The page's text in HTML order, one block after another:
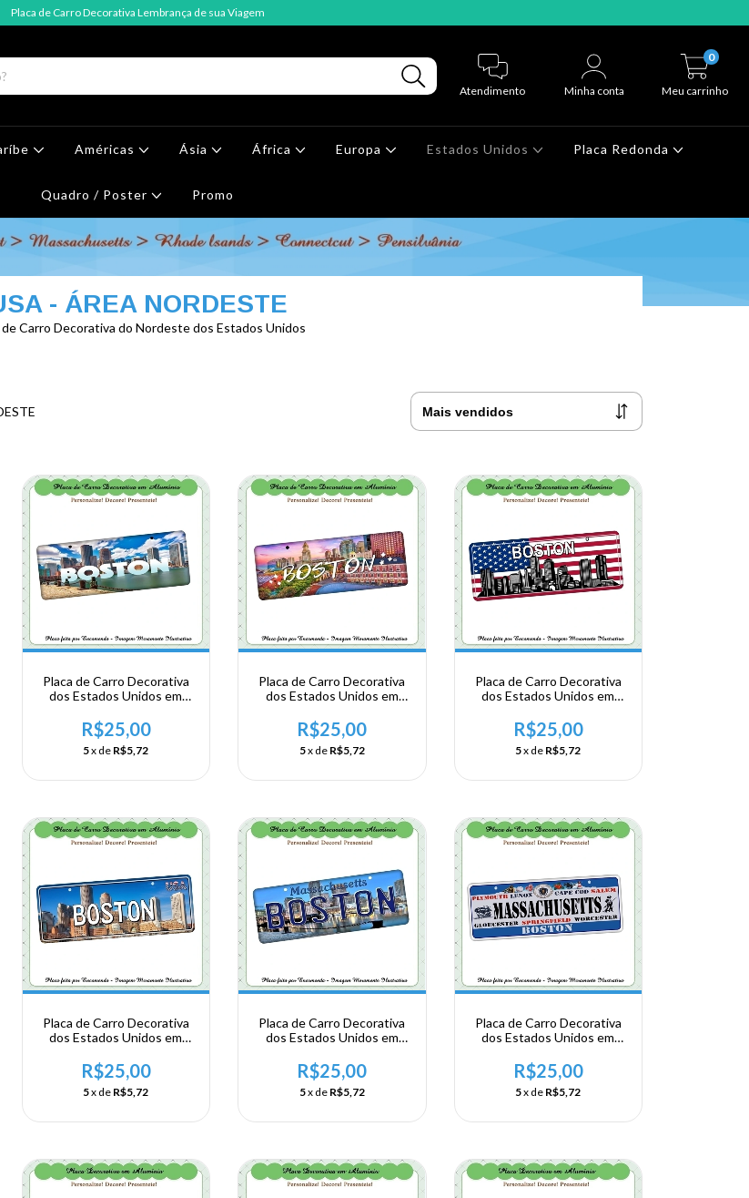
Placa de Carro Decorativa Lembrança de sua Viagem
Atendimento Minha conta Meu carrinho
0
Américas Ásia África Europa Estados Unidos Placa Redonda
Quadro / Poster Promo
- ÁREA NORDESTE
de Carro Decorativa do Nordeste dos Estados Unidos
Placa de Carro Decorativa
dos Estados Unidos em
NORDESTE -
Massachusetts - Boston
R$25,00
5x de R$5,72
Placa de Carro Decorativa
dos Estados Unidos em
NORDESTE -
Massachusetts - Boston
R$25,00
5x de R$5,72
Placa de Carro Decorativa
dos Estados Unidos em
NORDESTE -
Massachusetts - Boston
R$25,00
5x de R$5,72
Placa de Carro Decorativa
dos Estados Unidos em
NORDESTE -
Massachusetts - Boston
R$25,00
5x de R$5,72
Placa de Carro Decorativa
dos Estados Unidos em
NORDESTE -
Massachusetts - Boston
R$25,00
5x de R$5,72
Placa de Carro Decorativa
dos Estados Unidos em
NORDESTE -
Massachusetts
R$25,00
5x de R$5,72